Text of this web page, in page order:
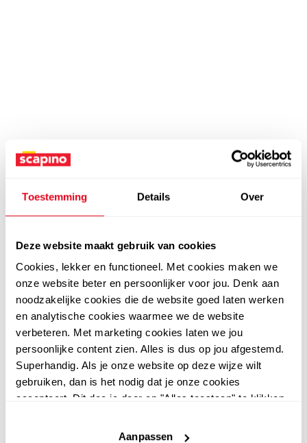
Toestemming Details Over
Deze website maakt gebruik van cookies
Cookies, lekker en functioneel. Met cookies maken we
onze website beter en persoonlijker voor jou. Denk aan
noodzakelijke cookies die de website goed laten werken
en analytische cookies waarmee we de website
verbeteren. Met marketing cookies laten we jou
persoonlijke content zien. Alles is dus op jou afgestemd.
Superhandig. Als je onze website op deze wijze wilt
gebruiken, dan is het nodig dat je onze cookies
accepteert. Dit doe je door op "Alles toestaan" te klikken.
website niet optimaal functioneert.
Aanpassen